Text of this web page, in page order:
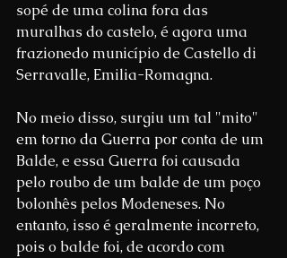
sopé de uma colina fora das
muralhas do castelo, é agora uma
frazionedo município de Castello di
Serravalle, Emilia-Romagna.
No meio disso, surgiu um tal "mito"
em torno da Guerra por conta de um
Balde, e essa Guerra foi causada
pelo roubo de um balde de um poço
bolonhês pelos Modeneses. No
entanto, isso é geralmente incorreto,
pois o balde foi, de acordo com